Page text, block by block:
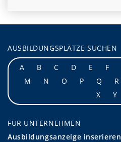
AUSBILDUNGSPLÄTZE SUCHEN
A
B C D E F
M
N O P Q R
X
Y
FÜR UNTERNEHMEN
Ausbildungsanzeige inserieren